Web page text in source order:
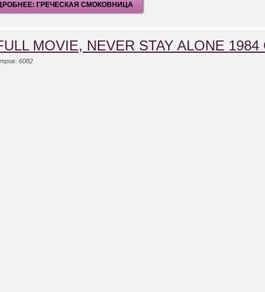
ГРЕЧЕСКАЯ СМОКОВНИЦА
MOVIE, NEVER STAY ALONE
6082